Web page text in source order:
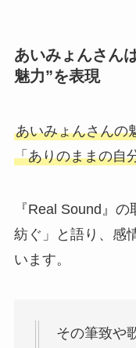
あいみょんさん
魅力”を表現
あいみょんさんの
「ありのままの自
『Real Sound』
紡ぐ」と語り、感
います。
その筆致や